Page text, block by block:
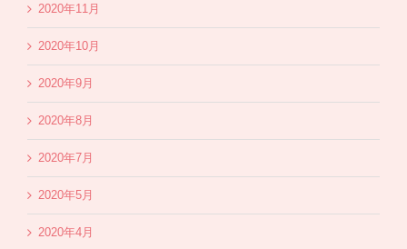
2020年11月
2020年10月
2020年9月
2020年8月
2020年7月
2020年5月
2020年4月